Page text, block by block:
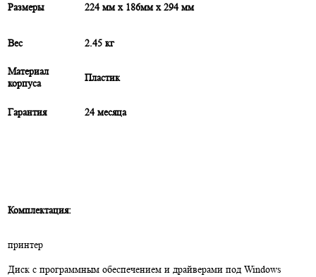
Размеры 224 мм x 186мм x 294 мм
Вес 2.45 кг
Материал
корпуса
Пластик
Гарантия 24 месяца
Комплектация:
принтер
Диск с программным обеспечением и драйверами под Windows